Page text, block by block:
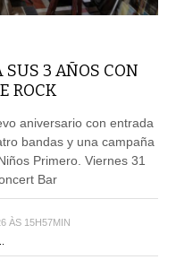
3 AÑOS CON
ROCK
bandas y una campaña
Primero. Viernes 31
Bar
ÀS 15H57MIN